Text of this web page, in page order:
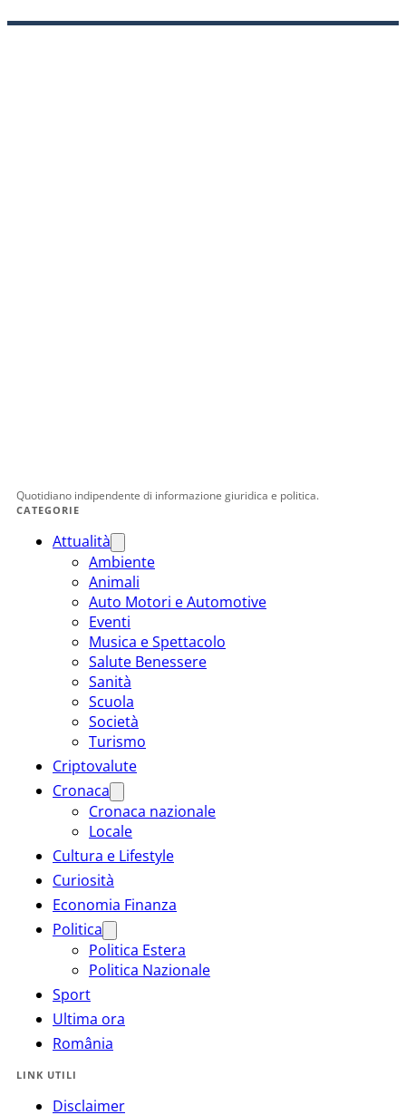
Quotidiano indipendente di informazione giuridica e politica.
CATEGORIE
Attualità
Ambiente
Animali
Auto Motori e Automotive
Eventi
Musica e Spettacolo
Salute Benessere
Sanità
Scuola
Società
Turismo
Criptovalute
Cronaca
Cronaca nazionale
Locale
Cultura e Lifestyle
Curiosità
Economia Finanza
Politica
Politica Estera
Politica Nazionale
Sport
Ultima ora
România
LINK UTILI
Disclaimer